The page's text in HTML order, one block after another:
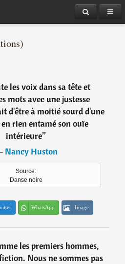
les voix dans sa tête et
mots avec une justesse
d'être à moitié sourd d'une
rien entamé son ouïe
intérieure”
Nancy Huston
Source:
Danse noire
WhatsApp Image
les premiers hommes,
Nous ne sommes pas